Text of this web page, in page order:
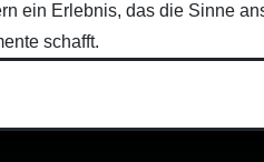
ein Erlebnis, das die Sinne
schafft.